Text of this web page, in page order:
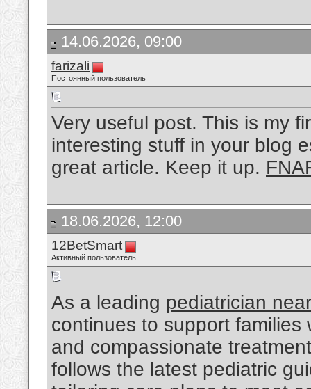
14.06.2026, 09:00
farizali
Постоянный пользователь
Very useful post. This is my
interesting stuff in your blog
great article. Keep it up.
18.06.2026, 12:00
12BetSmart
Активный пользователь
As a leading pediatrician
continues to support
and compassionate
follows the latest pediatric